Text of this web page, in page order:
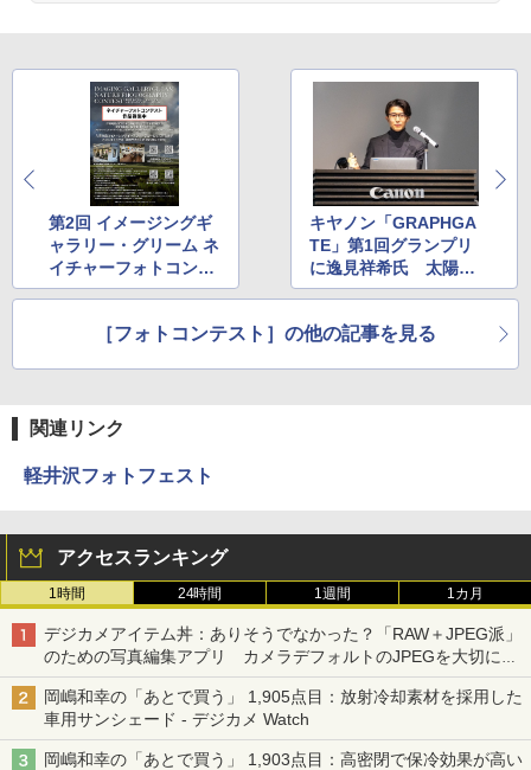
第2回 イメージングギ
ャラリー・グリーム ネ
イチャーフォトコンテ
スト
キヤノン「GRAPHGA
TE」第1回グランプリ
に逸見祥希氏 太陽光
パネルと人の共棲を訴
［フォトコンテスト］の他の記事を見る
関連リンク
軽井沢フォトフェスト
アクセスランキング
1時間 24時間 1週間 1カ月
デジカメアイテム丼：ありそうでなかった？「RAW＋JPEG派」
のための写真編集アプリ カメラデフォルトのJPEGを大切にす
る「Filmator」
岡嶋和幸の「あとで買う」 1,905点目：放射冷却素材を採用した
車用サンシェード - デジカメ Watch
岡嶋和幸の「あとで買う」 1,903点目：高密閉で保冷効果が高い